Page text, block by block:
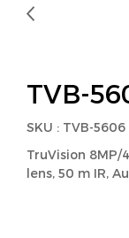
TVB-
SKU : TVB-5606
TruVision 8MP/
lens, 50 m IR,